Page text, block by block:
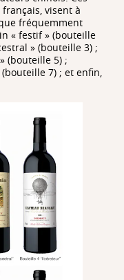
visent à
fréquemment
« festif » (bouteille
» (bouteille 3) ;
(bouteille 5) ;
7) ; et enfin,